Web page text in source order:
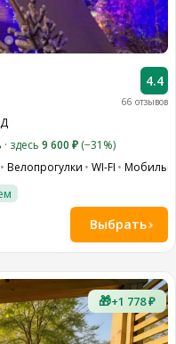
66 отзывов
4.4
· здесь 9 600 ₽ (−31%)
Велопрогулки WI-FI
Выбрать
🎁+1 778 ₽